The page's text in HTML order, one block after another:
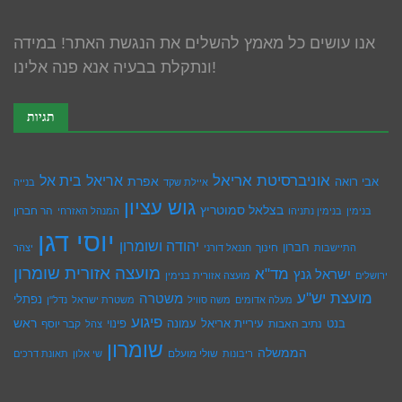
אנו עושים כל מאמץ להשלים את הנגשת האתר! במידה
ונתקלת בבעיה אנא פנה אלינו!
תגיות
אבי רואה אוניברסיטת אריאל איילת שקד אפרת אריאל בית אל בנייה
בנימין בנימין נתניהו בצלאל סמוטריץ גוש עציון המנהל האזרחי הר חברון
התיישבות חברון חינוך חננאל דורני יהודה ושומרון יוסי דגן יצהר
ירושלים ישראל גנץ מד"א מועצה אזורית בנימין מועצה אזורית שומרון
מועצת יש''ע מעלה אדומים משה סוויל משטרה משטרת ישראל נדל''ן נפתלי
בנט נתיב האבות עיריית אריאל עמונה פיגוע פינוי צהל קבר יוסף ראש
הממשלה ריבונות שולי מועלם שומרון שי אלון תאונת דרכים